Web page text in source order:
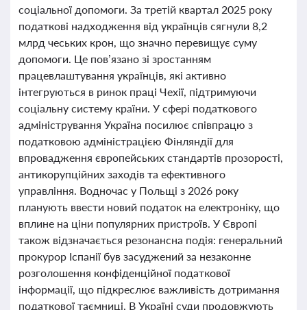
соціальної допомоги. За третій квартал 2025 року
податкові надходження від українців сягнули 8,2
млрд чеських крон, що значно перевищує суму
допомоги. Це пов’язано зі зростанням
працевлаштування українців, які активно
інтегруються в ринок праці Чехії, підтримуючи
соціальну систему країни. У сфері податкового
адміністрування Україна посилює співпрацю з
податковою адміністрацією Фінляндії для
впровадження європейських стандартів прозорості,
антикорупційних заходів та ефективного
управління. Водночас у Польщі з 2026 року
планують ввести новий податок на електроніку, що
вплине на ціни популярних пристроїв. У Європі
також відзначається резонансна подія: генеральний
прокурор Іспанії був засуджений за незаконне
розголошення конфіденційної податкової
інформації, що підкреслює важливість дотримання
податкової таємниці. В Україні суди продовжують